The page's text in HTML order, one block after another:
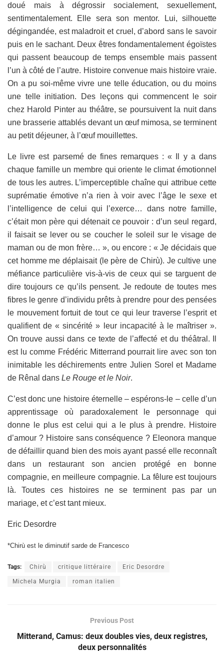
doué mais à dégrossir socialement, sexuellement,
sentimentalement. Elle sera son mentor. Lui, silhouette
dégingandée, est maladroit et cruel, d’abord sans le savoir
puis en le sachant. Deux êtres fondamentalement égoïstes
qui passent beaucoup de temps ensemble mais passent
l’un à côté de l’autre. Histoire convenue mais histoire vraie.
On a pu soi-même vivre une telle éducation, ou du moins
une telle initiation. Des leçons qui commencent le soir
chez Harold Pinter au théâtre, se poursuivent la nuit dans
une brasserie attablés devant un œuf mimosa, se terminent
au petit déjeuner, à l’œuf mouillettes.
Le livre est parsemé de fines remarques : « Il y a dans
chaque famille un membre qui oriente le climat émotionnel
de tous les autres. L’imperceptible chaîne qui attribue cette
suprématie émotive n’a rien à voir avec l’âge le sexe et
l’intelligence de celui qui l’exerce… dans notre famille,
c’était mon père qui détenait ce pouvoir : d’un seul regard,
il faisait se lever ou se coucher le soleil sur le visage de
maman ou de mon frère… », ou encore : « Je décidais que
cet homme me déplaisait (le père de Chirù). Je cultive une
méfiance particulière vis-à-vis de ceux qui se targuent de
dire toujours ce qu’ils pensent. Je redoute de toutes mes
fibres le genre d’individu prêts à prendre pour des pensées
le mouvement fortuit de tout ce qui leur traverse l’esprit et
qualifient de « sincérité » leur incapacité à le maîtriser ».
On trouve aussi dans ce texte de l’affecté et du théâtral. Il
est lu comme Frédéric Mitterrand pourrait lire avec son ton
inimitable les déchirements entre Julien Sorel et Madame
de Rênal dans Le Rouge et le Noir.
C’est donc une histoire éternelle – espérons-le – celle d’un
apprentissage où paradoxalement le personnage qui
donne le plus est celui qui a le plus à prendre. Histoire
d’amour ? Histoire sans conséquence ? Eleonora manque
de défaillir quand bien des mois ayant passé elle reconnaît
dans un restaurant son ancien protégé en bonne
compagnie, en meilleure compagnie. La fêlure est toujours
là. Toutes ces histoires ne se terminent pas par un
mariage, et c’est tant mieux.
Eric Desordre
*Chirù est le diminutif sarde de Francesco
Tags: Chirù critique littéraire Eric Desordre
Michela Murgia roman italien
Previous Post
Mitterand, Camus: deux doubles vies, deux registres,
deux personnalités